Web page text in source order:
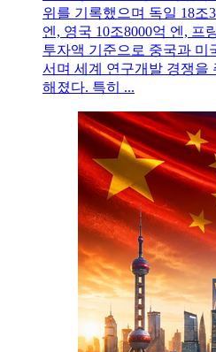
위를 기록했으며 독일 18조
엔, 영국 10조8000억 엔, 프
투자액 기준으로 중국과 미
서며 세계 연구개발 경쟁을
해졌다. 특히 ...